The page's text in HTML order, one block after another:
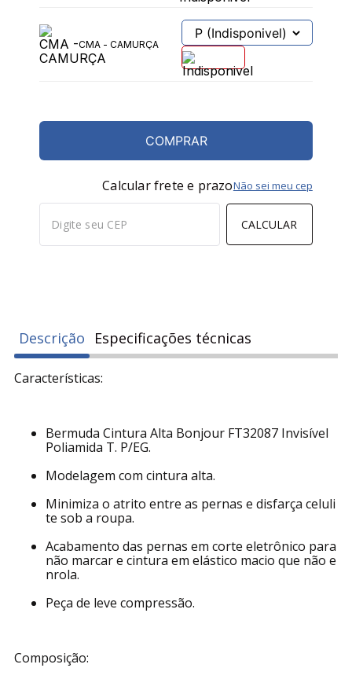
COMPRAR
Calcular frete e prazoNão sei meu cep
Características:
Bermuda Cintura Alta Bonjour FT32087 Invisível
Poliamida T. P/EG.
Modelagem com cintura alta.
Minimiza o atrito entre as pernas e disfarça celuli
te sob a roupa.
Acabamento das pernas em corte eletrônico para
Peça de leve compressão.